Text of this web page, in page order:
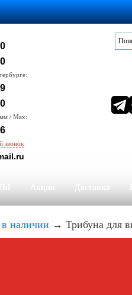
/ Max:
звонок
Акции Доставка
наличии → Трибуна для